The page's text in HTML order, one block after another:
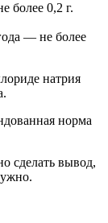
более 0,2 г.
— не более
натрия
норма
сделать вывод,